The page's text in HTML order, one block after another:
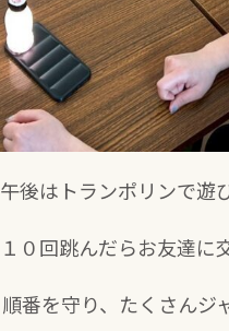
午後はトランポリンで遊
１０回跳んだらお友達に
順番を守り、たくさんジ